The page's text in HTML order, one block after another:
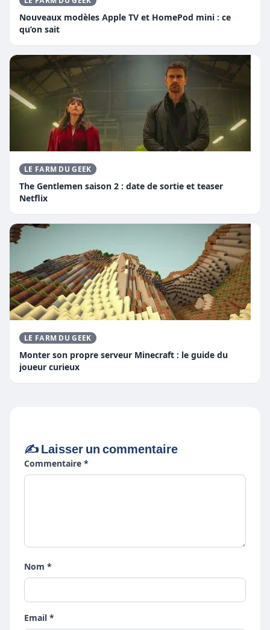
Nouveaux modèles Apple TV et HomePod mini : ce
qu’on sait
LE FARM DU GEEK
The Gentlemen saison 2 : date de sortie et teaser
Netflix
LE FARM DU GEEK
Monter son propre serveur Minecraft : le guide du
joueur curieux
✍️ Laisser un commentaire
Commentaire *
Nom *
Email *